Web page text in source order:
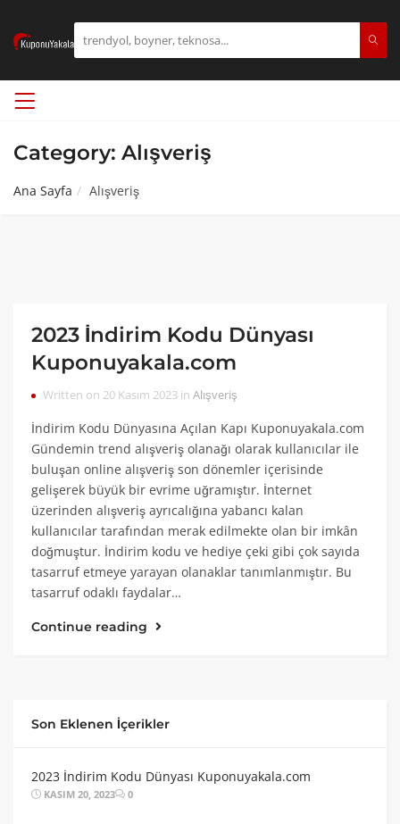
Category: Alışveriş
Ana Sayfa Alışveriş
2023 İndirim Kodu Dünyası
Kuponuyakala.com
Written on 20 Kasım 2023 in Alışveriş
İndirim Kodu Dünyasına Açılan Kapı Kuponuyakala.com
Gündemin trend alışveriş olanağı olarak kullanıcılar ile
buluşan online alışveriş son dönemler içerisinde
gelişerek büyük bir evrime uğramıştır. İnternet
üzerinden alışveriş ayrıcalığına yabancı kalan
kullanıcılar tarafından merak edilmekte olan bir imkân
doğmuştur. İndirim kodu ve hediye çeki gibi çok sayıda
tasarruf etmeye yarayan olanaklar tanımlanmıştır. Bu
tasarruf odaklı faydalar…
Continue reading
Son Eklenen İçerikler
2023 İndirim Kodu Dünyası Kuponuyakala.com
KASIM 20, 2023 0